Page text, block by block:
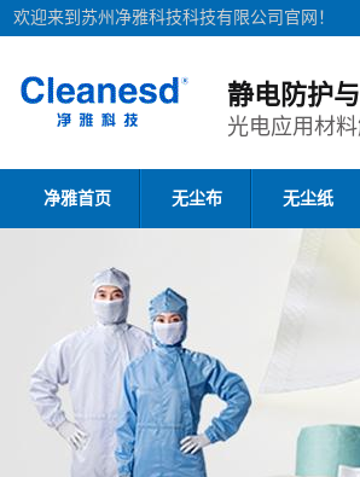
欢迎来到苏州净雅科技科技有限公司官网！
静电防护
光电应用材
净雅首页 无尘布 无尘纸